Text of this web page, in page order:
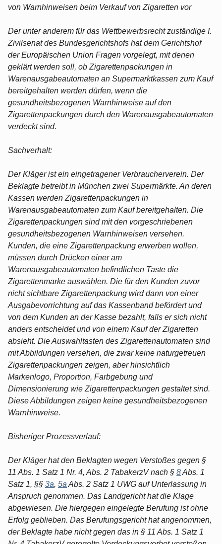
von Warnhinweisen beim Verkauf von Zigaretten vor
Der unter anderem für das Wettbewerbsrecht zuständige I.
Zivilsenat des Bundesgerichtshofs hat dem Gerichtshof
der Europäischen Union Fragen vorgelegt, mit denen
geklärt werden soll, ob Zigarettenpackungen in
Warenausgabeautomaten an Supermarktkassen zum Kauf
bereitgehalten werden dürfen, wenn die
gesundheitsbezogenen Warnhinweise auf den
Zigarettenpackungen durch den Warenausgabeautomaten
verdeckt sind.
Sachverhalt:
Der Kläger ist ein eingetragener Verbraucherverein. Der
Beklagte betreibt in München zwei Supermärkte. An deren
Kassen werden Zigarettenpackungen in
Warenausgabeautomaten zum Kauf bereitgehalten. Die
Zigarettenpackungen sind mit den vorgeschriebenen
gesundheitsbezogenen Warnhinweisen versehen.
Kunden, die eine Zigarettenpackung erwerben wollen,
müssen durch Drücken einer am
Warenausgabeautomaten befindlichen Taste die
Zigarettenmarke auswählen. Die für den Kunden zuvor
nicht sichtbare Zigarettenpackung wird dann von einer
Ausgabevorrichtung auf das Kassenband befördert und
von dem Kunden an der Kasse bezahlt, falls er sich nicht
anders entscheidet und von einem Kauf der Zigaretten
absieht. Die Auswahltasten des Zigarettenautomaten sind
mit Abbildungen versehen, die zwar keine naturgetreuen
Zigarettenpackungen zeigen, aber hinsichtlich
Markenlogo, Proportion, Farbgebung und
Dimensionierung wie Zigarettenpackungen gestaltet sind.
Diese Abbildungen zeigen keine gesundheitsbezogenen
Warnhinweise.
Bisheriger Prozessverlauf:
Der Kläger hat den Beklagten wegen Verstoßes gegen §
11 Abs. 1 Satz 1 Nr. 4, Abs. 2 TabakerzV nach § 8Abs. 1
Satz 1, §§ 3a, 5a Abs. 2 Satz 1 UWG auf Unterlassung in
Anspruch genommen. Das Landgericht hat die Klage
abgewiesen. Die hiergegen eingelegte Berufung ist ohne
Erfolg geblieben. Das Berufungsgericht hat angenommen,
der Beklagte habe nicht gegen das in § 11 Abs. 1 Satz 1